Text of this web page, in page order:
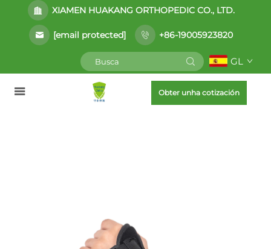
XIAMEN HUAKANG ORTHOPEDIC CO., LTD.
[email protected] +86-19005923820
GL
Obter unha cotización